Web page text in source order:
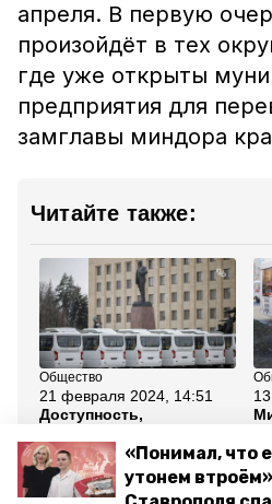
«Понимал, что
утонем
апреля. В первую
произойдёт в тех
где уже открыты
предприятия для
замглавы миндора
Читайте также:
Общество
21 февраля 2024, 14:51
Доступность,
ещё 20 новых автобусов
запустят в Ставрополе